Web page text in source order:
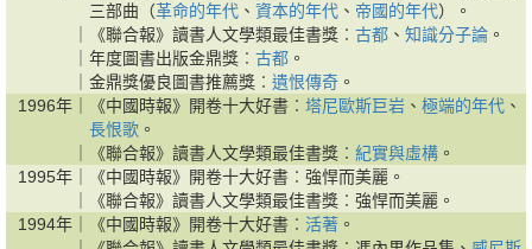
三部曲（革命的年代 、 資本的年代 、 帝國的年代）。
《聯合報》讀書人文學類最佳書獎︰ 古都 、 知識分子論 。
年度圖書出版金鼎獎︰ 古都 。
金鼎獎優良圖書推薦獎︰ 遺恨傳奇 。
1996年｜
《中國時報》開卷十大好書︰ 塔尼歐斯巨岩 、 極端的年代 、
長恨歌 。
《聯合報》讀書人文學類最佳書獎︰ 紀實與虛構 。
1995年｜
《中國時報》開卷十大好書︰強悍而美麗。
《聯合報》讀書人文學類最佳書獎︰強悍而美麗。
1994年｜
《中國時報》開卷十大好書︰ 活著 。